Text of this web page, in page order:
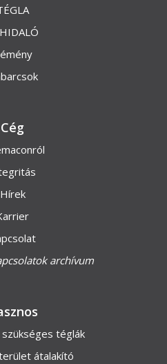
Cég
Hírek
archívum
téglák
átalakító